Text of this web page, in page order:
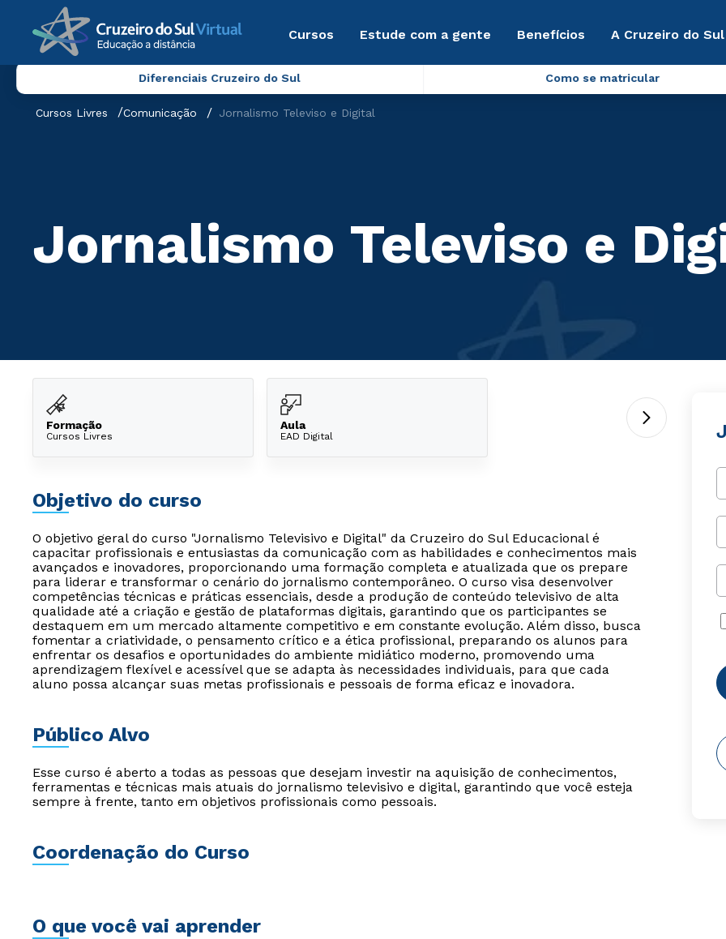
Cursos Estude com a gente Benefícios A Cruzeiro do
Diferenciais Cruzeiro do Sul Como se matricular
Cursos Livres Comunicação Jornalismo Televiso e Digital
Jornalismo Televiso e
Formação
Cursos Livres
Aula
EAD Digital
Objetivo do curso
O objetivo geral do curso "Jornalismo Televisivo e Digital" da Cruzeiro do Sul Educacional é
capacitar profissionais e entusiastas da comunicação com as habilidades e conhecimentos mais
avançados e inovadores, proporcionando uma formação completa e atualizada que os prepare
para liderar e transformar o cenário do jornalismo contemporâneo. O curso visa desenvolver
competências técnicas e práticas essenciais, desde a produção de conteúdo televisivo de alta
qualidade até a criação e gestão de plataformas digitais, garantindo que os participantes se
destaquem em um mercado altamente competitivo e em constante evolução. Além disso, busca
fomentar a criatividade, o pensamento crítico e a ética profissional, preparando os alunos para
enfrentar os desafios e oportunidades do ambiente midiático moderno, promovendo uma
aprendizagem flexível e acessível que se adapta às necessidades individuais, para que cada
aluno possa alcançar suas metas profissionais e pessoais de forma eficaz e inovadora.
Público Alvo
Esse curso é aberto a todas as pessoas que desejam investir na aquisição de conhecimentos,
ferramentas e técnicas mais atuais do jornalismo televisivo e digital, garantindo que você esteja
sempre à frente, tanto em objetivos profissionais como pessoais.
Coordenação do Curso
O que você vai aprender